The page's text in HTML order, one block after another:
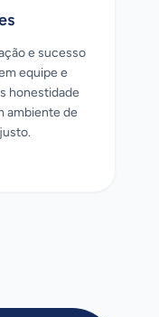
e sucesso
equipe e
honestidade
ambiente de